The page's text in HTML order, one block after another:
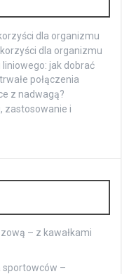
dla organizmu
dla organizmu
jak dobrać
połączenia
z nadwagą?
zastosowanie i
– z kawałkami
sportowców –